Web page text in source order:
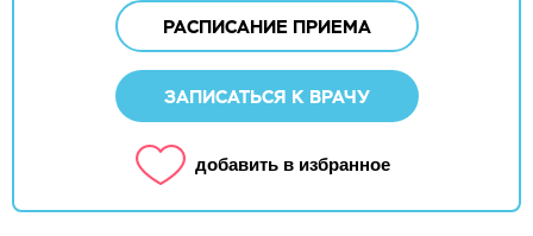
РАСПИСАНИЕ ПРИЕМА
ЗАПИСАТЬСЯ К ВРАЧУ
добавить в избранное